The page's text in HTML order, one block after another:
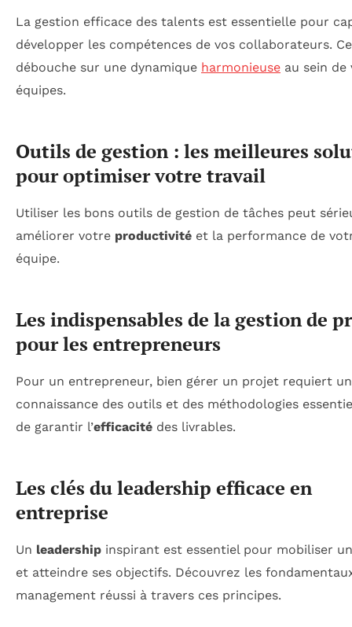
La gestion efficace des talents est essentielle pour
développer les compétences de vos collaborateurs.
débouche sur une dynamique harmonieuse au sein de
équipes.
Outils de gestion : les meilleures
pour optimiser votre travail
Utiliser les bons outils de gestion de tâches peut
améliorer votre productivité et la performance de
équipe.
Les indispensables de la gestion de
pour les entrepreneurs
Pour un entrepreneur, bien gérer un projet requiert
connaissance des outils et des méthodologies
de garantir l’efficacité des livrables.
Les clés du leadership efficace en
entreprise
Un leadership inspirant est essentiel pour mobiliser
et atteindre ses objectifs. Découvrez les
management réussi à travers ces principes.